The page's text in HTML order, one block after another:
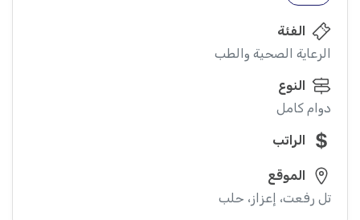
الفئة
الرعاية الصحية والطب
النوع
دوام كامل
الراتب
الموقع
تل رفعت، إعزاز، حلب